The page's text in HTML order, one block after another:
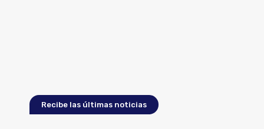
Recibe las últimas noticias